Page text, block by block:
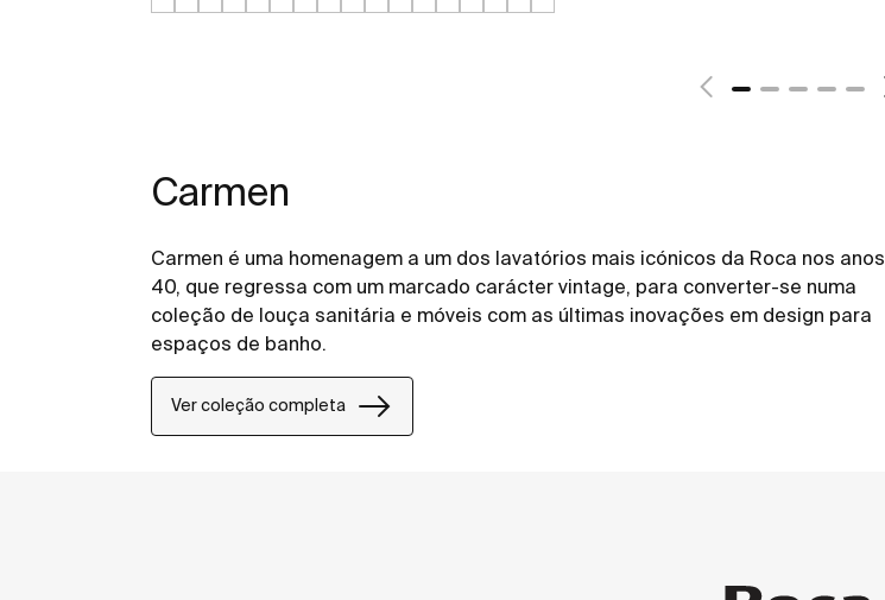
Carmen
Carmen é uma homenagem a um dos lavatórios mais icónicos da Roca nos anos
40, que regressa com um marcado carácter vintage, para converter-se numa
coleção de louça sanitária e móveis com as últimas inovações em design para
espaços de banho.
Ver coleção completa